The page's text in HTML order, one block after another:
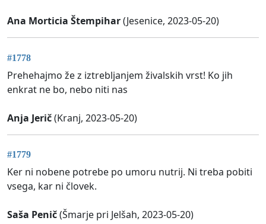
Ana Morticia Štempihar(Jesenice, 2023-05-20)
#1778
Prehehajmo že z iztrebljanjem živalskih vrst! Ko jih
enkrat ne bo, nebo niti nas
Anja Jerič(Kranj, 2023-05-20)
#1779
Ker ni nobene potrebe po umoru nutrij. Ni treba pobiti
vsega, kar ni človek.
Saša Penič(Šmarje pri Jelšah, 2023-05-20)